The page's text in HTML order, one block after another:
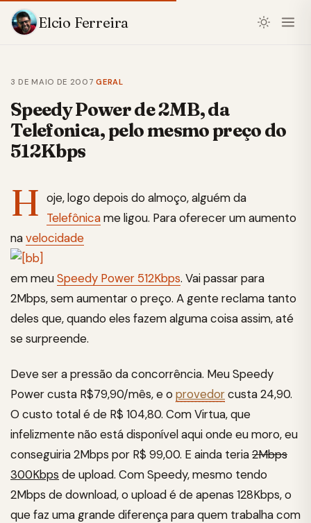
Elcio Ferreira
3 DE MAIO DE 2007 ·GERAL
Speedy Power de 2MB, da
Telefonica, pelo mesmo preço do
512Kbps
H oje, logo depois do almoço, alguém da
Telefônicame ligou. Para oferecer um aumento
navelocidade
em meuSpeedy Power 512Kbps. Vai passar para
2Mbps, sem aumentar o preço. A gente reclama tanto
deles que, quando eles fazem alguma coisa assim, até
se surpreende.
Deve ser a pressão da concorrência. Meu Speedy
Power custa R$79,90/mês, e o provedorcusta 24,90.
O custo total é de R$ 104,80. Com Virtua, que
infelizmente não está disponível aqui onde eu moro, eu
conseguiria 2Mbps por R$ 99,00. E ainda teria2Mbps
300Kbps de upload. Com Speedy, mesmo tendo
2Mbps de download, o upload é de apenas 128Kbps, o
que faz uma grande diferença para quem trabalha com